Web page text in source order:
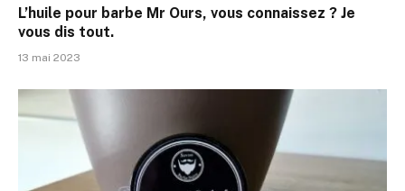
L’huile pour barbe Mr Ours, vous connaissez ? Je
vous dis tout.
13 mai 2023